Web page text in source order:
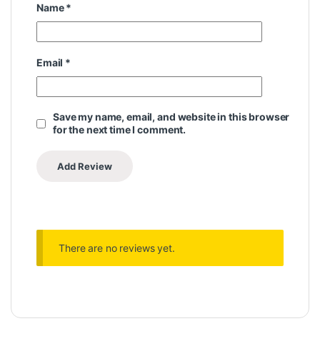
Name*
Email *
Save my name, email, and website in this browser
for the next time I comment.
There are no reviews yet.